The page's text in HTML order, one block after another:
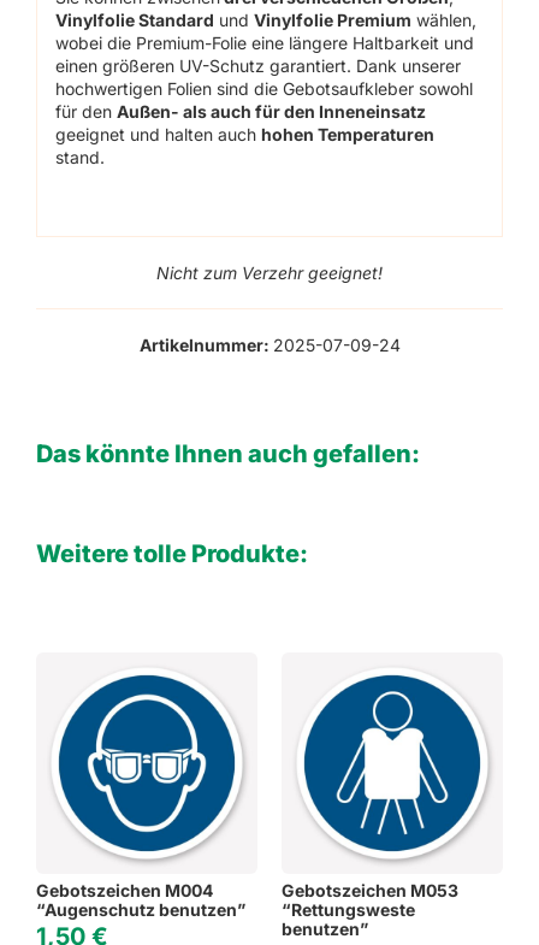
Vinylfolie Standard undVinylfolie Premium wählen,
wobei die Premium-Folie eine längere Haltbarkeit und
einen größeren UV-Schutz garantiert. Dank unserer
hochwertigen Folien sind die Gebotsaufkleber sowohl
für denAußen- als auch für den Inneneinsatz
geeignet und halten auch hohen Temperaturen
stand.
Nicht zum Verzehr geeignet!
Artikelnummer: 2025-07-09-24
Das könnte Ihnen auch gefallen:
Weitere tolle Produkte:
Gebotszeichen M004
“Augenschutz benutzen”
1,50 €
Gebotszeichen M053
“Rettungsweste
benutzen”